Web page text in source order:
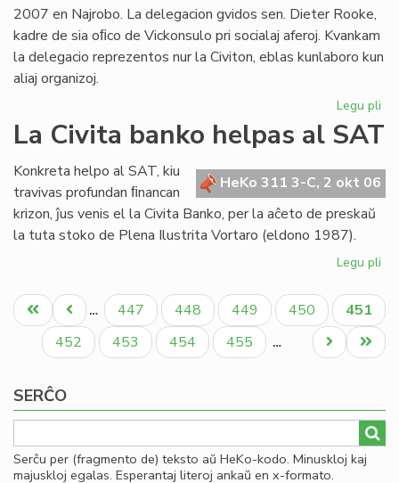
2007 en Najrobo. La delegacion gvidos sen. Dieter Rooke,
kadre de sia oﬁco de Vickonsulo pri socialaj aferoj. Kvankam
la delegacio reprezentos nur la Civiton, eblas kunlaboro kun
aliaj organizoj.
Legu pli
La Civita banko helpas al SAT
HeKo 311 3-C, 2 okt 06
Konkreta helpo al SAT, kiu
travivas profundan ﬁnancan
krizon, ĵus venis el la Civita Banko, per la aĉeto de preskaŭ
la tuta stoko de Plena Ilustrita Vortaro (eldono 1987).
Legu pli
al
Pagination
Unua
paĝo
Antaŭa
paĝo
… Paĝo
447 Paĝo
448 Paĝo
449 Paĝo
450
Aktuala
paĝo
451
Paĝo
452 Paĝo
453 Paĝo
454 Paĝo
455 …
Last
page
Next
page
SERĈO
Serĉu per (fragmento de) teksto aŭ HeKo-kodo. Minuskloj kaj
majuskloj egalas. Esperantaj literoj ankaŭ en x-formato.